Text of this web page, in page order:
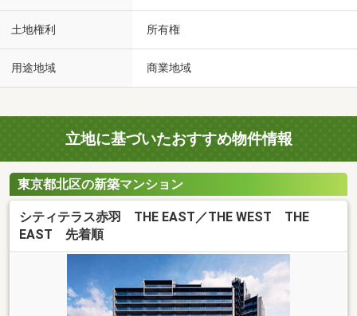
土地権利 所有権
用途地域 商業地域
立地に基づいたおすすめ物件情報
東京都北区の新築マンション
シティテラス赤羽 THE EAST／THE WEST THE
EAST 先着順